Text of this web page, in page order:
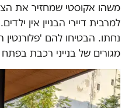
משהו אקוסטי שמחזיר את
למרבית דיירי הבניין אין
נחתו. הבטיחו להם 'פלורנטין
מגורים של בנייני רכבת